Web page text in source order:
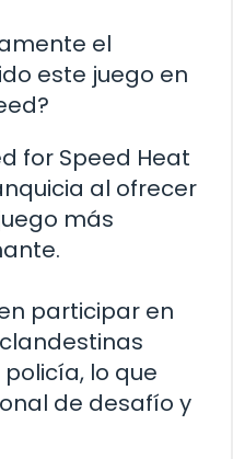
el
este juego en
for Speed Heat
al ofrecer
más
participar en
lo que
de desafío y